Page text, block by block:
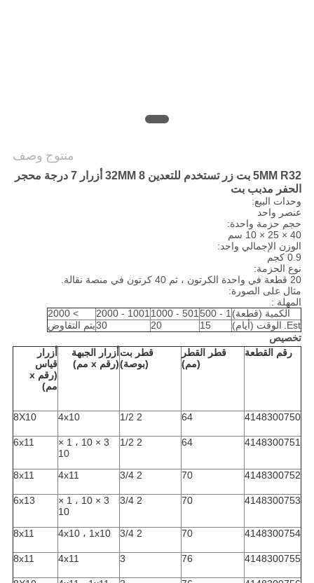
منتوج وصف
5MM R32 بت زر تستخدم للتعدين 32MM 8 أزرار 7 درجة محجر
الحفر مدبب بت
وحدات البيع:
عنصر واحد
حجم حزمة واحدة:
40 × 25 × 10 سم
الوزن الإجمالي واحد:
0.9 كجم
نوع الحزمة:
20 قطعة في واحدة الكرتون ، ثم 40 كرتون في منصة نقالة.
مثال على الصورة:
المهلة :
الكمية (قطعة)1 - 500
501 - 1000
1001 - 2000
> 2000
Est. الوقت (أيام) 15
20
30يتم التفاوض
تخصيص
رقم القطعة
قطر القطر
(مم)
قطر بت
(بوصة)
أزرار الجبهة
(رقم x مم)
أزرار
قياس
(رقم x
مم)
4148300750
64
2 1/2
4x10
8X10
4148300751
64
2 1/2
3 × 10 ، 1 ×
10
6x11
4148300752
70
2 3/4
4x11
8x11
4148300753
70
2 3/4
3 × 10 ، 1 ×
10
6x13
4148300754
70
2 3/4 4x10 ، 1x10 8x11
4148300755
76
3
4x11
8x11